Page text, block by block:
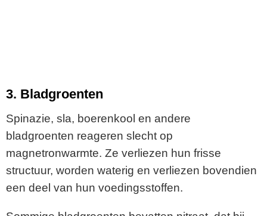
3. Bladgroenten
Spinazie, sla, boerenkool en andere
bladgroenten reageren slecht op
magnetronwarmte. Ze verliezen hun frisse
structuur, worden waterig en verliezen bovendien
een deel van hun voedingsstoffen.